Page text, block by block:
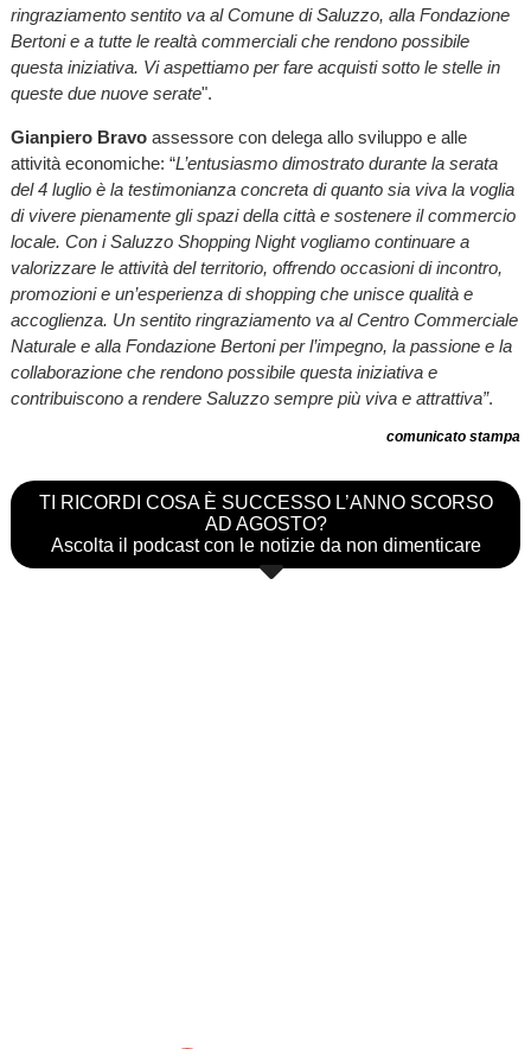
ringraziamento sentito va al Comune di Saluzzo, alla Fondazione
Bertoni e a tutte le realtà commerciali che rendono possibile
questa iniziativa. Vi aspettiamo per fare acquisti sotto le stelle in
queste due nuove serate".
Gianpiero Bravoassessore con delega allo sviluppo e alle
attività economiche: “L’entusiasmo dimostrato durante la serata
del 4 luglio è la testimonianza concreta di quanto sia viva la voglia
di vivere pienamente gli spazi della città e sostenere il commercio
locale. Con i Saluzzo Shopping Night vogliamo continuare a
valorizzare le attività del territorio, offrendo occasioni di incontro,
promozioni e un’esperienza di shopping che unisce qualità e
accoglienza. Un sentito ringraziamento va al Centro Commerciale
Naturale e alla Fondazione Bertoni per l’impegno, la passione e la
collaborazione che rendono possibile questa iniziativa e
contribuiscono a rendere Saluzzo sempre più viva e attrattiva”.
comunicato stampa
TI RICORDI COSA È SUCCESSO L’ANNO SCORSO
AD AGOSTO?
Ascolta il podcast con le notizie da non dimenticare